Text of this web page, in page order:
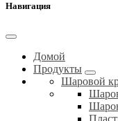
Навигация
Домой
Продукты
Шаровой